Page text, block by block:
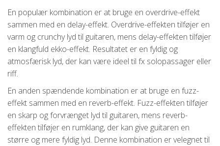
En populær kombination er at bruge en overdrive-effekt
sammen med en delay-effekt. Overdrive-effekten tilføjer en
varm og crunchy lyd til guitaren, mens delay-effekten tilføjer
en klangfuld ekko-effekt. Resultatet er en fyldig og
atmosfærisk lyd, der kan være ideel til fx solopassager eller
riff.
En anden spændende kombination er at bruge en fuzz-
effekt sammen med en reverb-effekt. Fuzz-effekten tilføjer
en skarp og forvrænget lyd til guitaren, mens reverb-
effekten tilføjer en rumklang, der kan give guitaren en
større og mere fyldig lyd. Denne kombination er velegnet til